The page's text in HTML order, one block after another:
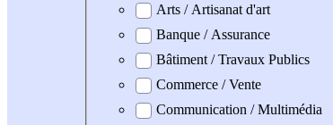
Arts / Artisanat d'art
Banque / Assurance
Bâtiment / Travaux Publics
Commerce / Vente
Communication / Multimédia